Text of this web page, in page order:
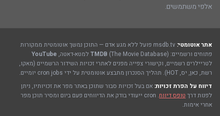
אלפי משתמשים.
אתר אוטומטי:
msdb.tv פועל ללא מגע אדם — התוכן נמשך אוטומטית ממקורות
פתוחים ורשמיים:
TMDB (The Movie Database) למטא-דאטה,
YouTube
לטריילרים רשמיים, וקישורי צפייה מפנים לאתרי זכויות השידור הרשמיים (מאקו,
רשת, כאן, יס, HOT). תהליך הסנכרון מתבצע אוטומטית על ידי cron jobs יומיים.
דיווח על הפרת זכויות: אם בעל זכויות סבור שתוכן באתר מפר את זכויותיו, ניתן
לפנות דרך טופס דיווח
. cron ייעודי בודק את הדיווחים פעם ביום ומסיר תוכן מפר
אחרי אימות.